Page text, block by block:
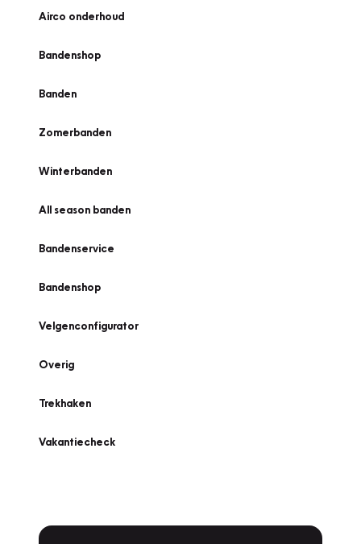
Airco onderhoud
Bandenshop
Banden
Zomerbanden
Winterbanden
All season banden
Bandenservice
Bandenshop
Velgenconfigurator
Overig
Trekhaken
Vakantiecheck